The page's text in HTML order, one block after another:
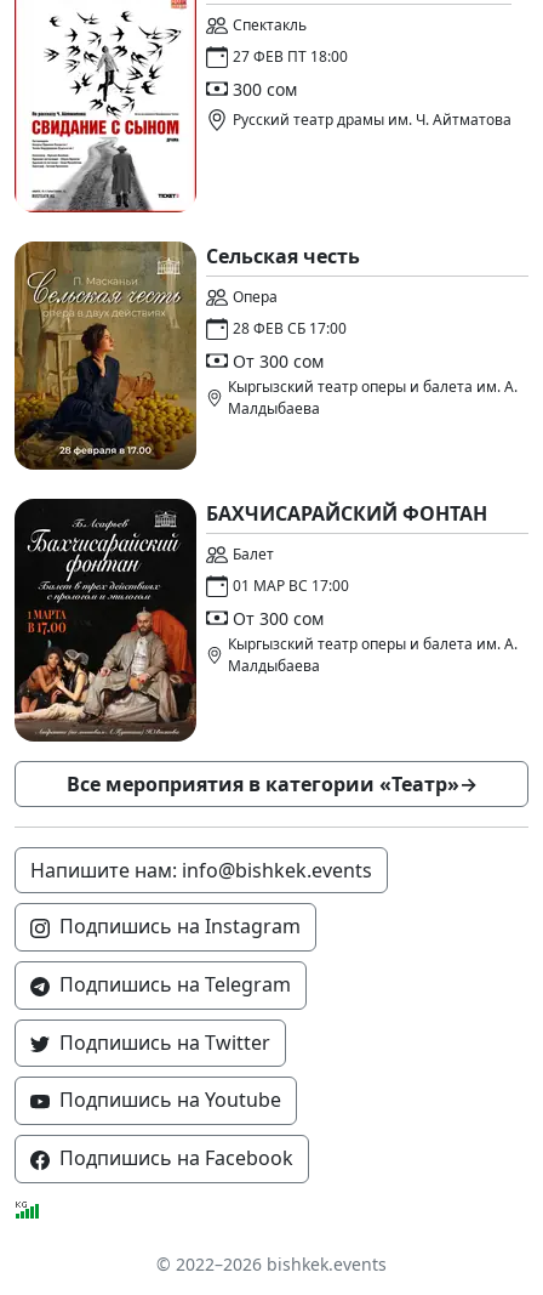
Спектакль
27 ФЕВ ПТ 18:00
300 сом
Русский театр драмы им. Ч. Айтматова
Сельская честь
Опера
28 ФЕВ СБ 17:00
От 300 сом
Кыргызский театр оперы и балета им. А.
Малдыбаева
БАХЧИСАРАЙСКИЙ ФОНТАН
Балет
01 МАР ВС 17:00
От 300 сом
Кыргызский театр оперы и балета им. А.
Малдыбаева
Все мероприятия в категории «Театр»→
Напишите нам: info@bishkek.events
Подпишись на Instagram
Подпишись на Telegram
Подпишись на Twitter
Подпишись на Youtube
Подпишись на Facebook
© 2022–2026 bishkek.events